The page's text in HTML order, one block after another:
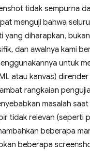
tidak sempurna
menguji bahwa
yang diharapkan,
dan awalnya kami
untuk
atau kanvas)
rangkaian
masalah saat
tidak relevan (seperti
beberapa
beberapa